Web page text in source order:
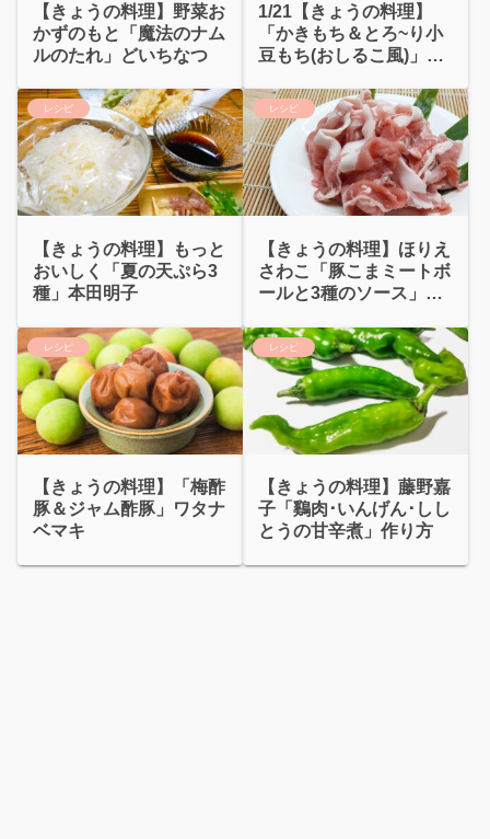
【きょうの料理】野菜お
かずのもと「魔法のナム
ルのたれ」どいちなつ
1/21【きょうの料理】
「かきもち＆とろ~り小
豆もち(おしるこ風)」作
レシピ
【きょうの料理】もっと
おいしく「夏の天ぷら3
種」本田明子
レシピ
【きょうの料理】ほりえ
さわこ「豚こまミートボ
ールと3種のソース」作
レシピ
【きょうの料理】「梅酢
豚＆ジャム酢豚」ワタナ
ベマキ
レシピ
【きょうの料理】藤野嘉
子「鷄肉･いんげん･しし
とうの甘辛煮」作り方